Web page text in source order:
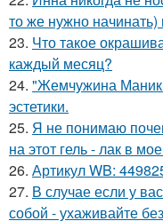
то же нужно начинать)
23. Что такое
каждый месяц?
24. "Жемчужина
эстетики.
25. Я не понимаю
на этот гель - лак в
26. Артикул WB:
27. В случае если у
собой - ухаживайте